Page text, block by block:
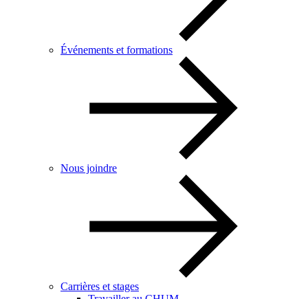
Événements et formations
Nous joindre
Carrières et stages